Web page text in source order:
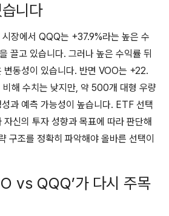
니다
장에서 QQQ는 +37.9%라는 높은 수
끌고 있습니다. 그러나 높은 수익률 뒤
변동성이 있습니다. 반면 VOO는 +22.
해 수치는 낮지만, 약 500개 대형 우량
과 예측 가능성이 높습니다. ETF 선택
신의 투자 성향과 목표에 따라 판단해
구조를 정확히 파악해야 올바른 선택이
vs QQQ’가 다시 주목